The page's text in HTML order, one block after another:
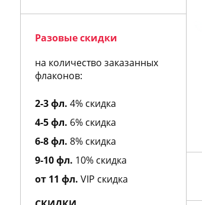
Ajmal
Al Hamatt
Al Jazeera
Alain Delon
Albert Nipon
Alberta Feretti
Alessandro Dell Acqua
Alexa Lixfeld
Alexander McQueen
Alexandre J
Alfred Dunhill
Alfred Sung
Alviero Martini
Alyson Oldoini
Разовые скидки
на количество заказанных
флаконов:
2-3 фл. 4% скидка
4-5 фл. 6% скидка
6-8 фл. 8% скидка
9-10 фл. 10% скидка
от 11 фл. VIP скидка
Lacoste Match Point
Туалетная вода, 50 мл
4 973 руб.
Группа ароматов
древесные, фужерные